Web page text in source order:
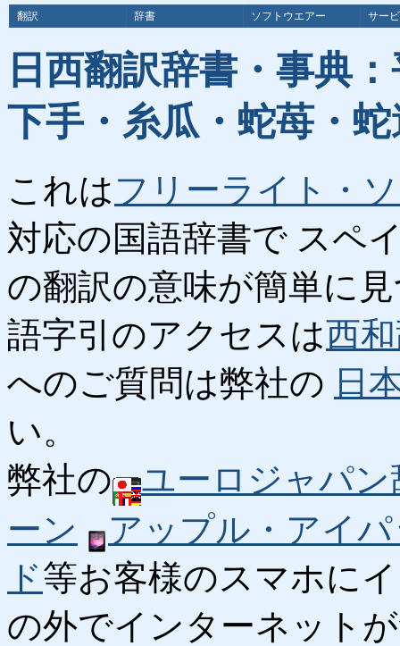
翻訳 辞書 ソフトウエアー サー
日西翻訳辞書・事典
下手・糸瓜・蛇苺・
これはフリーライト・
対応の国語辞書で スペ
の翻訳の意味が簡単に
語字引のアクセスは西
へのご質問は弊社の 日
い。
弊社の
ユーロジャパン
ーン
アップル・アイ
ド等お客様のスマホに
の外でインターネット